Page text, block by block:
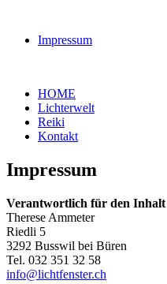
Impressum
HOME
Lichterwelt
Reiki
Kontakt
Impressum
Verantwortlich für den Inhalt
Therese Ammeter
Riedli 5
3292 Busswil bei Büren
Tel. 032 351 32 58
info@lichtfenster.ch